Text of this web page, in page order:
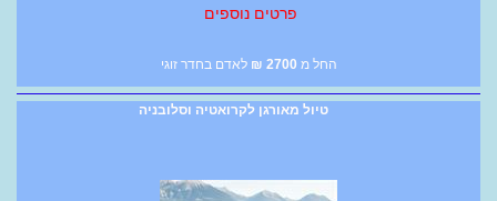
פרטים נוספים
החל מ 2700
₪ לאדם בחדר זוגי
טיול מאורגן לקרואטיה וסלובניה